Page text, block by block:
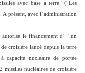
avec base à terre” (“Les
A présent, avec l’administration
le financement d’ ” un
croisière lancé depuis la terre
capacité nucléaire de portée
nucléaires de croisière